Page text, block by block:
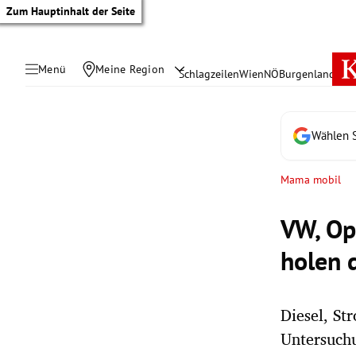
Zum Hauptinhalt der Seite
Menü Meine Region SchlagzeilenWienNÖBurgenland
Wählen
Mama mobil
VW,
holen
Diesel,